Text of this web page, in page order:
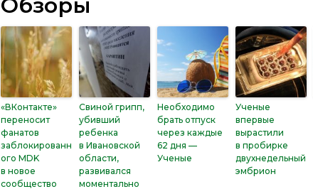
Обзоры
«ВКонтакте»
переносит
фанатов
заблокированн
ого MDK
в новое
сообщество
Свиной грипп,
убивший
ребенка
в Ивановской
области,
развивался
моментально
Необходимо
брать отпуск
через каждые
62 дня —
Ученые
Ученые
впервые
вырастили
в пробирке
двухнедельный
эмбрион